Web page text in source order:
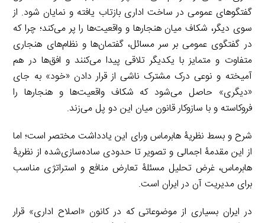
گفتگوهای عمومی در ساخت اداری بازتاب یافته و نمایان شود. از
سوی دیگر، شکاف میان هنجارها و واقعیت‌ها را پر می‌کند؛ چرا که
در گفتگوی عمومی بر سر مسائل، گفتمان‌ها و نظام‌های هنجاری
متفاوت و متمایز با یکدیگر تلاقی پیدا می‌کنند و افق‌ها در هم
آمیخته و نوعی درک مشترک ناشی از قرار دادن «خود» به جای
«دیگری» حاصل می‌شود که شکاف واقعیت‌ها و هنجارها را
فروکاسته و با سازوکار قانون میان این دو پل می‌زند.
شرح و بسط نظریۀ هابرماس ورای این یادداشت مختصر است؛ اما
از این مقدمۀ اجمالی و تصویر تا حدودی ساده‌سازی‌شده از نظریۀ
هابرماس، غرض تحلیل مسئلۀ تعارض منافع و استراتژی مناسب
برای مدیریت آن در ایران است.
در ایران بسیاری از موضوعاتی که در کانون «اصلاح اداری» قرار